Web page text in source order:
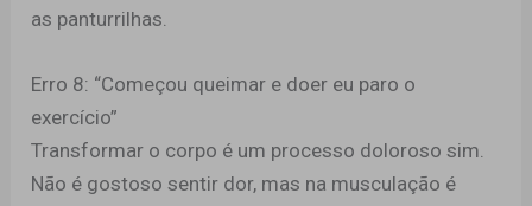
as panturrilhas.
Erro 8: “Começou queimar e doer eu paro o
exercício”
Transformar o corpo é um processo doloroso sim.
Não é gostoso sentir dor, mas na musculação é